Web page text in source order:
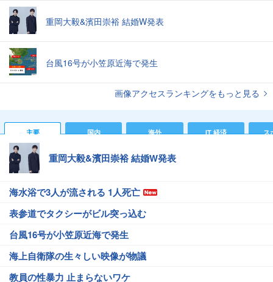
重岡大毅&濱田崇裕 結婚W発表
台風16号が小笠原近海で発生
画像アクセスランキングをもっと見る
主要 国内 海外 IT 経済 ス
重岡大毅&濱田崇裕 結婚W発表
海水浴で3人が流される 1人死亡
表参道でタクシーがビル突っ込む
台風16号が小笠原近海で発生
海上自衛隊の生々しい映像が物議
教員の性暴力 止まらないワケ